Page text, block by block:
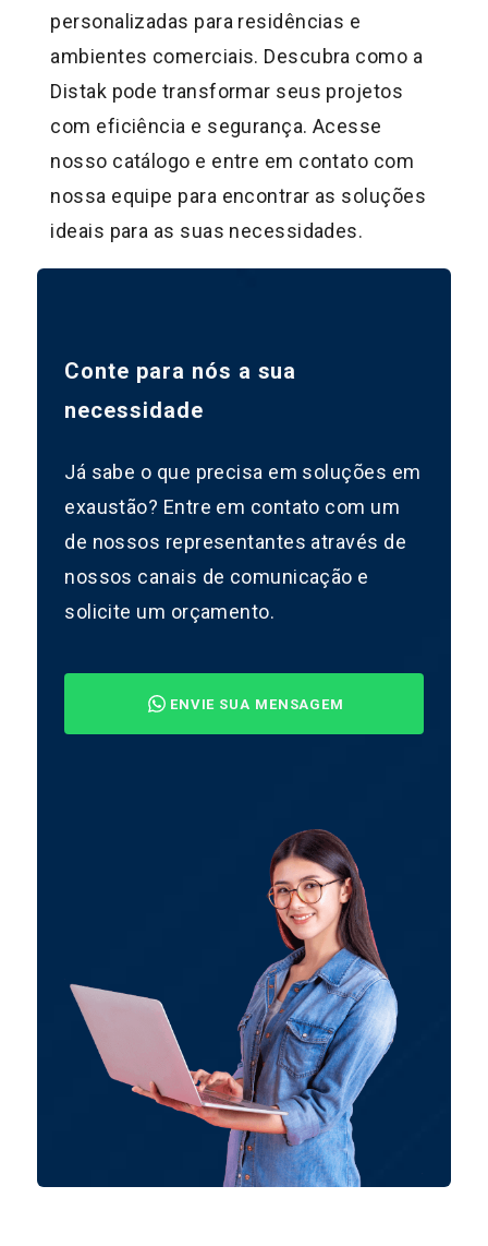
personalizadas para residências e
ambientes comerciais. Descubra como a
Distak pode transformar seus projetos
com eficiência e segurança. Acesse
nosso catálogo e entre em contato com
nossa equipe para encontrar as soluções
ideais para as suas necessidades.
Conte para nós a sua
necessidade
Já sabe o que precisa em soluções em
exaustão? Entre em contato com um
de nossos representantes através de
nossos canais de comunicação e
solicite um orçamento.
ENVIE SUA MENSAGEM